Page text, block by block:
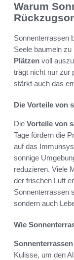
Warum
Sonnenterrassen
Seele baumeln
Plätzen voll
trägt nicht nur zur
stärkt auch das
Die Vorteile von
Die Vorteile von
Tage fördern die
auf das
sonnige
reduzieren. Viele
der frischen Luft
Sonnenterrassen
sondern auch
Wie
Kulisse, um den